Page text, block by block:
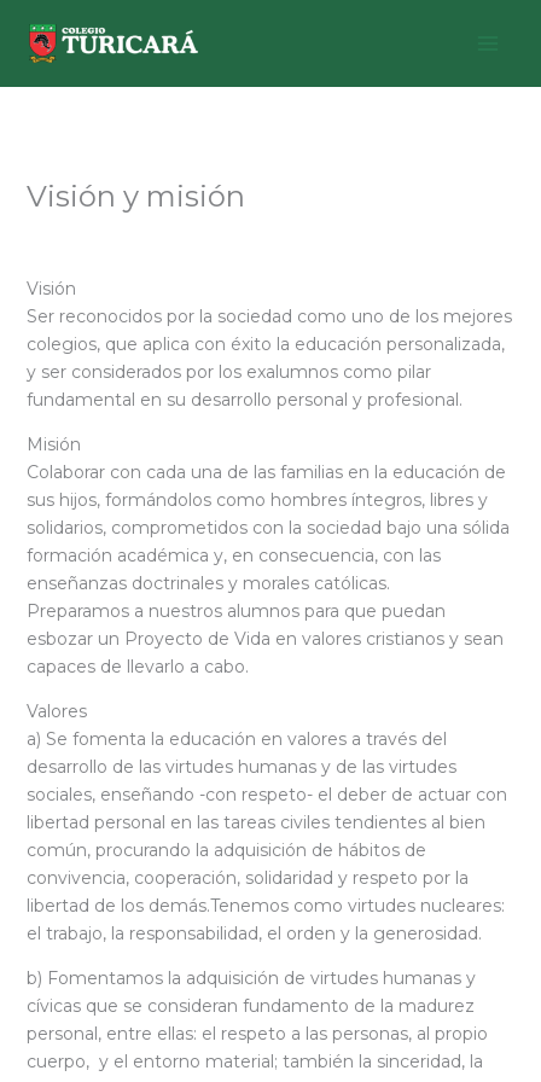
contenido
Visión y misión
Visión
Ser reconocidos por la sociedad como uno de los mejores
colegios, que aplica con éxito la educación personalizada,
y ser considerados por los exalumnos como pilar
fundamental en su desarrollo personal y profesional.
Misión
Colaborar con cada una de las familias en la educación de
sus hijos, formándolos como hombres íntegros, libres y
solidarios, comprometidos con la sociedad bajo una sólida
formación académica y, en consecuencia, con las
enseñanzas doctrinales y morales católicas.
Preparamos a nuestros alumnos para que puedan
esbozar un Proyecto de Vida en valores cristianos y sean
capaces de llevarlo a cabo.
Valores
a) Se fomenta la educación en valores a través del
desarrollo de las virtudes humanas y de las virtudes
sociales, enseñando -con respeto- el deber de actuar con
libertad personal en las tareas civiles tendientes al bien
común, procurando la adquisición de hábitos de
convivencia, cooperación, solidaridad y respeto por la
libertad de los demás.Tenemos como virtudes nucleares:
el trabajo, la responsabilidad, el orden y la generosidad.
b) Fomentamos la adquisición de virtudes humanas y
cívicas que se consideran fundamento de la madurez
personal, entre ellas: el respeto a las personas, al propio
cuerpo, y el entorno material; también la sinceridad, la